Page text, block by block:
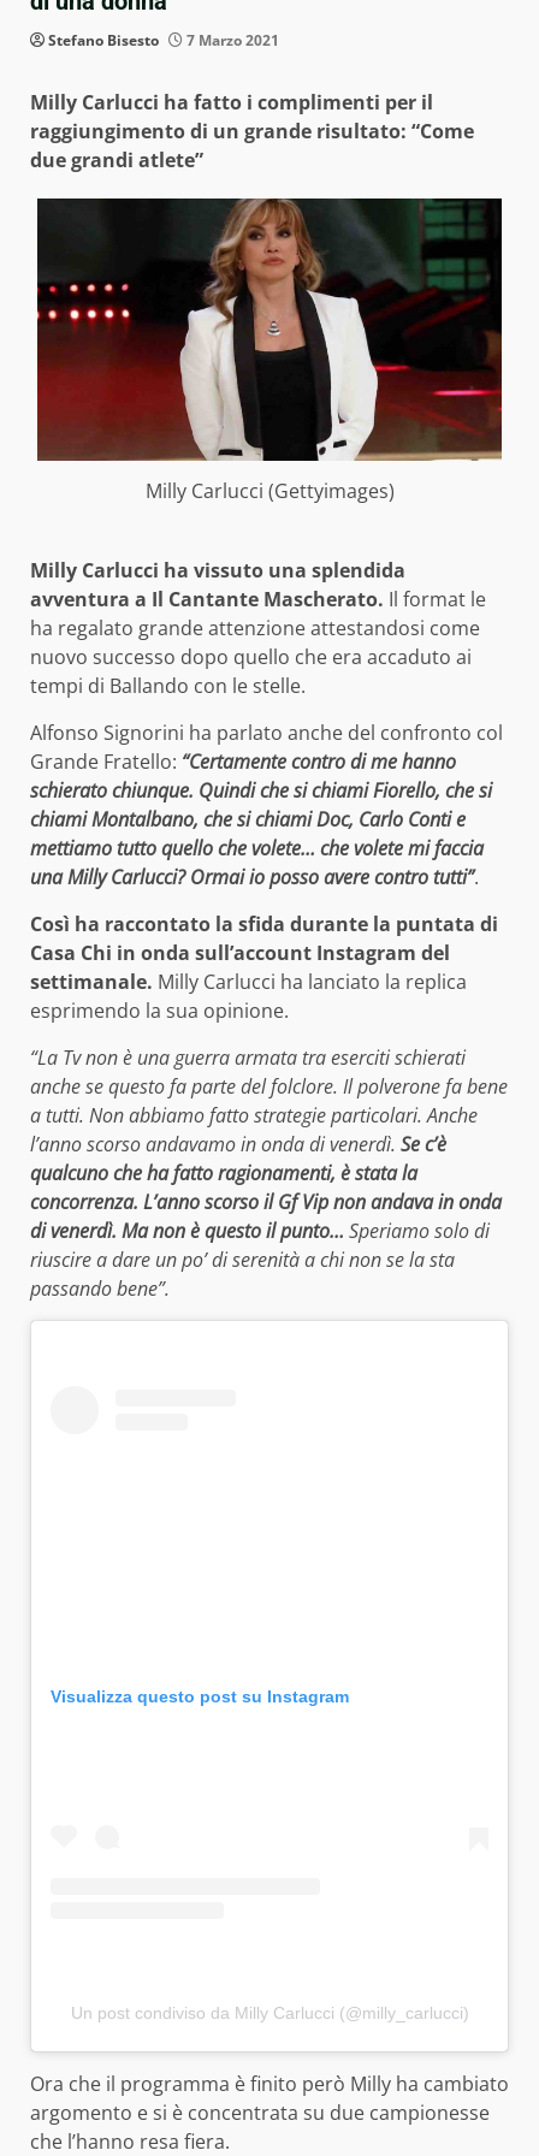
Stefano Bisesto 7 Marzo 2021
Milly Carlucci ha fatto i complimenti per il
raggiungimento di un grande risultato: “Come
due grandi atlete”
Milly Carlucci (Gettyimages)
Milly Carlucci ha vissuto una splendida
avventura a Il Cantante Mascherato. Il format le
ha regalato grande attenzione attestandosi come
nuovo successo dopo quello che era accaduto ai
tempi di Ballando con le stelle.
Alfonso Signorini ha parlato anche del confronto col
Grande Fratello: “Certamente contro di me hanno
schierato chiunque. Quindi che si chiami Fiorello, che si
chiami Montalbano, che si chiami Doc, Carlo Conti e
mettiamo tutto quello che volete… che volete mi faccia
una Milly Carlucci? Ormai io posso avere contro tutti”.
Così ha raccontato la sfida durante la puntata di
Casa Chi in onda sull’account Instagram del
settimanale. Milly Carlucci ha lanciato la replica
esprimendo la sua opinione.
“La Tv non è una guerra armata tra eserciti schierati
anche se questo fa parte del folclore. Il polverone fa bene
a tutti. Non abbiamo fatto strategie particolari. Anche
l’anno scorso andavamo in onda di venerdì. Se c’è
qualcuno che ha fatto ragionamenti, è stata la
concorrenza. L’anno scorso il Gf Vip non andava in onda
di venerdì. Ma non è questo il punto… Speriamo solo di
riuscire a dare un po’ di serenità a chi non se la sta
passando bene”.
Visualizza questo post su Instagram
Un post condiviso da Milly Carlucci (@milly_carlucci)
Ora che il programma è finito però Milly ha cambiato
argomento e si è concentrata su due campionesse
che l’hanno resa fiera.